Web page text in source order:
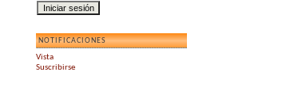
NOTIFICACIONES
Vista
Suscribirse